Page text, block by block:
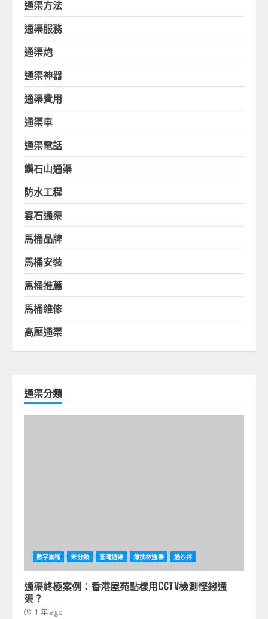
通渠方法
通渠服務
通渠炮
通渠神器
通渠費用
通渠車
通渠電話
鑽石山通渠
防水工程
雲石通渠
馬桶品牌
馬桶安裝
馬桶推薦
馬桶維修
高壓通渠
通渠分類
數字馬桶 未分類 荃湾通渠 薄扶林通渠 通沙井
通渠終極案例：香港屋苑點樣用CCTV檢測慳錢通
渠？
1 年 ago